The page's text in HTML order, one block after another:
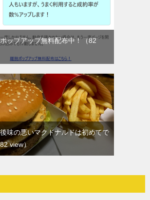
ップアップ無料配布中！（82
味の悪いマクドナルドは初めてで
view）